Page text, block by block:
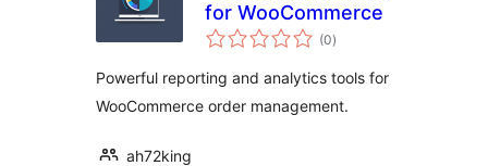
for WooCommerce
(0total
ratings
)
Powerful reporting and analytics tools for
WooCommerce order management.
ah72king